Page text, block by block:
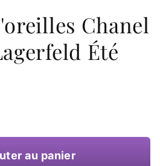
Chanel
Été
au panier